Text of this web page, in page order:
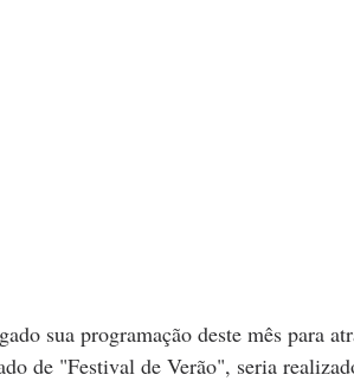
sua programação deste mês para
de "Festival de Verão", seria